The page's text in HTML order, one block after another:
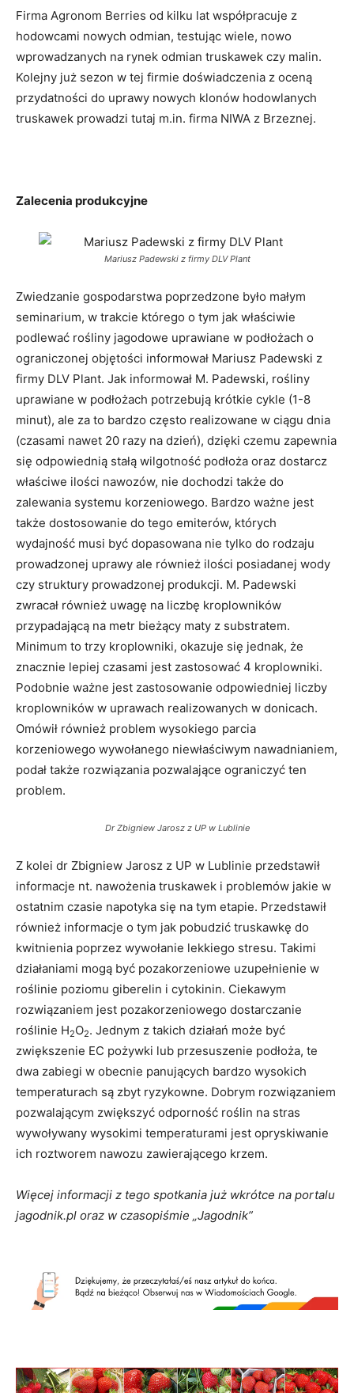
Firma Agronom Berries od kilku lat współpracuje z
hodowcami nowych odmian, testując wiele, nowo
wprowadzanych na rynek odmian truskawek czy malin.
Kolejny już sezon w tej firmie doświadczenia z oceną
przydatności do uprawy nowych klonów hodowlanych
truskawek prowadzi tutaj m.in. firma NIWA z Brzeznej.
Zalecenia produkcyjne
Mariusz Padewski z firmy DLV Plant
Zwiedzanie gospodarstwa poprzedzone było małym
seminarium, w trakcie którego o tym jak właściwie
podlewać rośliny jagodowe uprawiane w podłożach o
ograniczonej objętości informował Mariusz Padewski z
firmy DLV Plant. Jak informował M. Padewski, rośliny
uprawiane w podłożach potrzebują krótkie cykle (1-8
minut), ale za to bardzo często realizowane w ciągu dnia
(czasami nawet 20 razy na dzień), dzięki czemu zapewnia
się odpowiednią stałą wilgotność podłoża oraz dostarcz
właściwe ilości nawozów, nie dochodzi także do
zalewania systemu korzeniowego. Bardzo ważne jest
także dostosowanie do tego emiterów, których
wydajność musi być dopasowana nie tylko do rodzaju
prowadzonej uprawy ale również ilości posiadanej wody
czy struktury prowadzonej produkcji. M. Padewski
zwracał również uwagę na liczbę kroplowników
przypadającą na metr bieżący maty z substratem.
Minimum to trzy kroplowniki, okazuje się jednak, że
znacznie lepiej czasami jest zastosować 4 kroplowniki.
Podobnie ważne jest zastosowanie odpowiedniej liczby
kroplowników w uprawach realizowanych w donicach.
Omówił również problem wysokiego parcia
korzeniowego wywołanego niewłaściwym nawadnianiem,
podał także rozwiązania pozwalające ograniczyć ten
problem.
Dr Zbigniew Jarosz z UP w Lublinie
Z kolei dr Zbigniew Jarosz z UP w Lublinie przedstawił
informacje nt. nawożenia truskawek i problemów jakie w
ostatnim czasie napotyka się na tym etapie. Przedstawił
również informacje o tym jak pobudzić truskawkę do
kwitnienia poprzez wywołanie lekkiego stresu. Takimi
działaniami mogą być pozakorzeniowe uzupełnienie w
roślinie poziomu giberelin i cytokinin. Ciekawym
rozwiązaniem jest pozakorzeniowego dostarczanie
roślinie H2O2. Jednym z takich działań może być
zwiększenie EC pożywki lub przesuszenie podłoża, te
dwa zabiegi w obecnie panujących bardzo wysokich
temperaturach są zbyt ryzykowne. Dobrym rozwiązaniem
pozwalającym zwiększyć odporność roślin na stras
wywoływany wysokimi temperaturami jest opryskiwanie
ich roztworem nawozu zawierającego krzem.
Więcej informacji z tego spotkania już wkrótce na portalu
jagodnik.pl oraz w czasopiśmie „Jagodnik”